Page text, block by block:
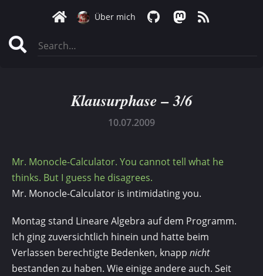
Über mich
Klausurphase – 3/6
10.07.2009
Mr. Monocle-Calculator. You cannot tell what he
thinks. But I guess he disagrees.
Mr. Monocle-Calculator is intimidating you.
Montag stand Lineare Algebra auf dem Programm.
Ich ging zuversichtlich hinein und hatte beim
Verlassen berechtigte Bedenken, knapp nicht
bestanden zu haben. Wie einige andere auch. Seit